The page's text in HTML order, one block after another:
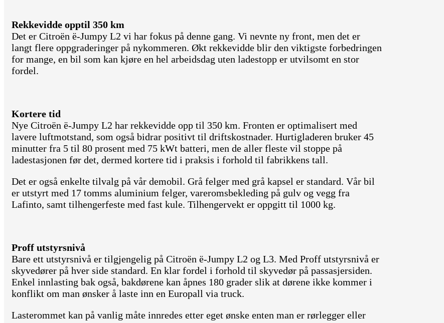
Rekkevidde opptil 350 km
Det er Citroën ë-Jumpy L2 vi har fokus på denne gang. Vi nevnte ny front, men det er
langt flere oppgraderinger på nykommeren. Økt rekkevidde blir den viktigste forbedringen
for mange, en bil som kan kjøre en hel arbeidsdag uten ladestopp er utvilsomt en stor
fordel.
Kortere tid
Nye Citroën ë-Jumpy L2 har rekkevidde opp til 350 km. Fronten er optimalisert med
lavere luftmotstand, som også bidrar positivt til driftskostnader. Hurtigladeren bruker 45
minutter fra 5 til 80 prosent med 75 kWt batteri, men de aller fleste vil stoppe på
ladestasjonen før det, dermed kortere tid i praksis i forhold til fabrikkens tall.
Det er også enkelte tilvalg på vår demobil. Grå felger med grå kapsel er standard. Vår bil
er utstyrt med 17 tomms aluminium felger, vareromsbekleding på gulv og vegg fra
Lafinto, samt tilhengerfeste med fast kule. Tilhengervekt er oppgitt til 1000 kg.
Proff utstyrsnivå
Bare ett utstyrsnivå er tilgjengelig på Citroën ë-Jumpy L2 og L3. Med Proff utstyrsnivå er
skyvedører på hver side standard. En klar fordel i forhold til skyvedør på passasjersiden.
Enkel innlasting bak også, bakdørene kan åpnes 180 grader slik at dørene ikke kommer i
konflikt om man ønsker å laste inn en Europall via truck.
Lasterommet kan på vanlig måte innredes etter eget ønske enten man er rørlegger eller